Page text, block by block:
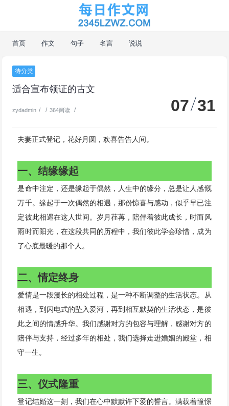
首页 作文 句子 名言 说说
待分类
适合宣布领证的古文
zydadmin / / 364阅读 / 07 31
夫妻正式登记，花好月圆，欢喜告告人间。
一、结缘缘起
是命中注定，还是缘起于偶然，人生中的缘分，总是让人感慨
万千。缘起于一次偶然的相遇，那份惊喜与感动，似乎早已注
定彼此相遇在这人世间。岁月荏苒，陪伴着彼此成长，时而风
雨时而阳光，在这段共同的历程中，我们彼此学会珍惜，成为
了心底最暖的那个人。
二、情定终身
爱情是一段漫长的相处过程，是一种不断调整的生活状态。从
相遇，到闪电式的坠入爱河，再到相互默契的生活状态，是彼
此之间的情感升华。我们感谢对方的包容与理解，感谢对方的
陪伴与支持，经过多年的相处，我们选择走进婚姻的殿堂，相
守一生。
三、仪式隆重
登记结婚这一刻，我们在心中默默许下爱的誓言。满载着憧憬